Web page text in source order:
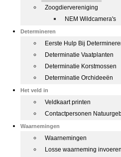
Zoogdiervereniging
NEM Wildcamera's
Determineren
Eerste Hulp Bij
Determinatie Vaatplanten
Determinatie Korstmossen
Determinatie Orchideeën
Het veld in
Veldkaart printen
Contactpersonen
Waarnemingen
Waarnemingen
Losse waarneming invoeren